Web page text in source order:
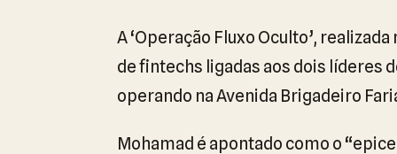
A ‘Operação Fluxo Oculto’,
de fintechs ligadas aos dois líderes
operando na Avenida Brigadeiro
Mohamad é apontado como o